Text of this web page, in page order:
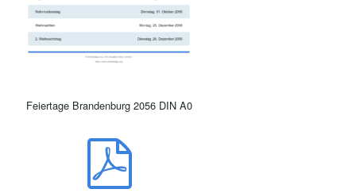
Feiertage Brandenburg 2056 DIN A0